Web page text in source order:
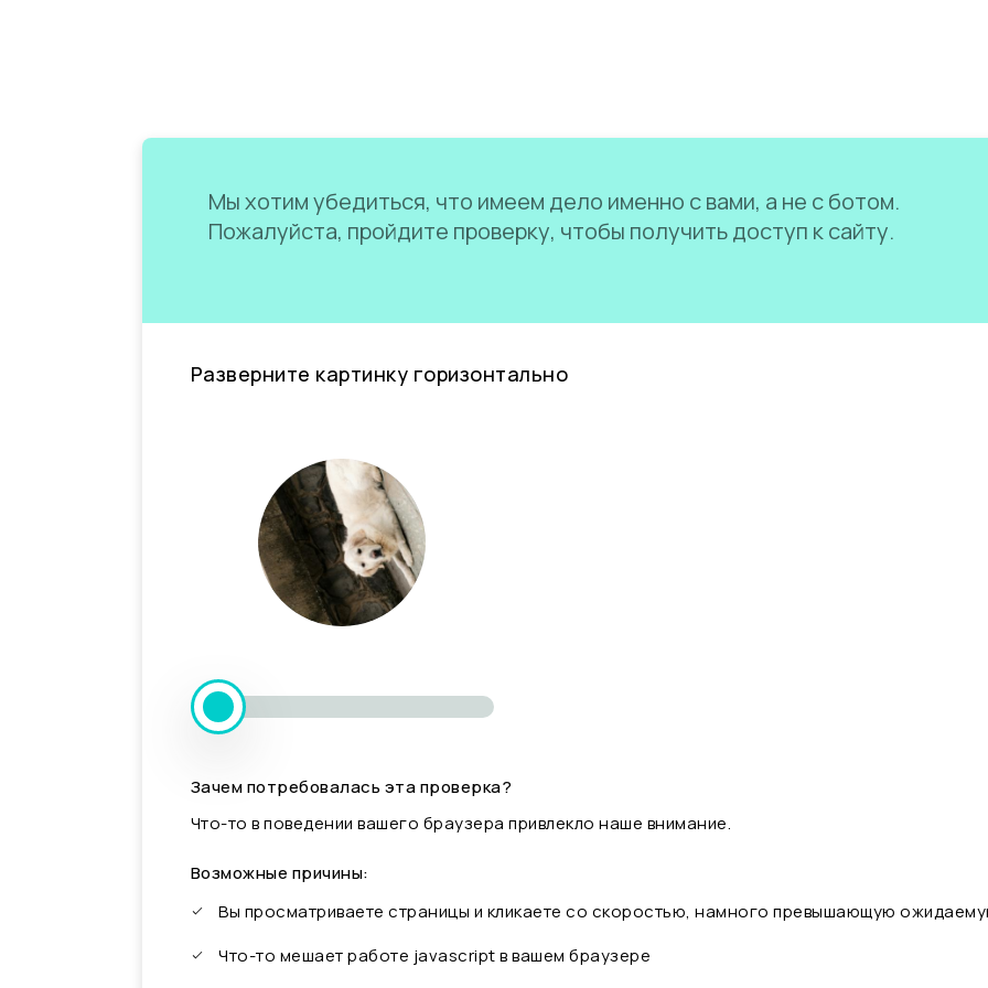
Мы хотим убедиться, что имеем дело именно с вами, а не с ботом.
Пожалуйста, пройдите проверку, чтобы получить доступ к сайту.
Разверните картинку горизонтально
Зачем потребовалась эта проверка?
Что-то в поведении вашего браузера привлекло наше внимание.
Возможные причины:
Вы просматриваете страницы и кликаете со скоростью, намного превышающую
Что-то мешает работе javascript в вашем браузере